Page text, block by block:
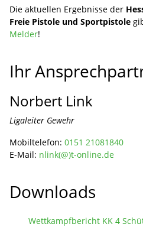
Die aktuellen Ergebnisse der
Freie Pistole und Sportpistole
Melder!
Ihr
Norbert Link
Ligaleiter Gewehr
Mobiltelefon: 0151 21081840
E-Mail: nlink(@)t-online.de
Downloads
Wettkampfbericht KK 4